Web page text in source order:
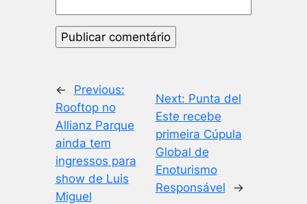
←
Previous:
Rooftop no
Allianz Parque
ainda tem
ingressos para
show de Luis
Miguel
Next: Punta del
Este recebe
primeira Cúpula
Global de
Enoturismo
Responsável
→